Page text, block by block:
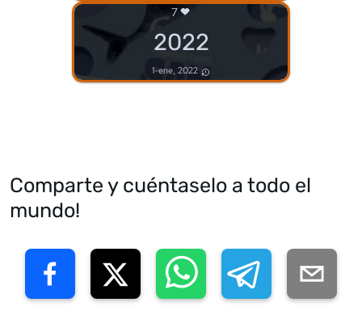
7
2022
1-ene, 2022
Comparte y cuéntaselo a todo el
mundo!